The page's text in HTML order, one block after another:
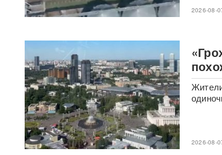
выпускают 200 БПЛА в сутки
Масштабный сбой интернета
произошел по всей России:
перестали открываться
сайты и приложения
Россия бьет по складам
шоколада и мороженого?
Подоляка объяснил причину
таких ударов ВС РФ
2026-08-
2026-08-